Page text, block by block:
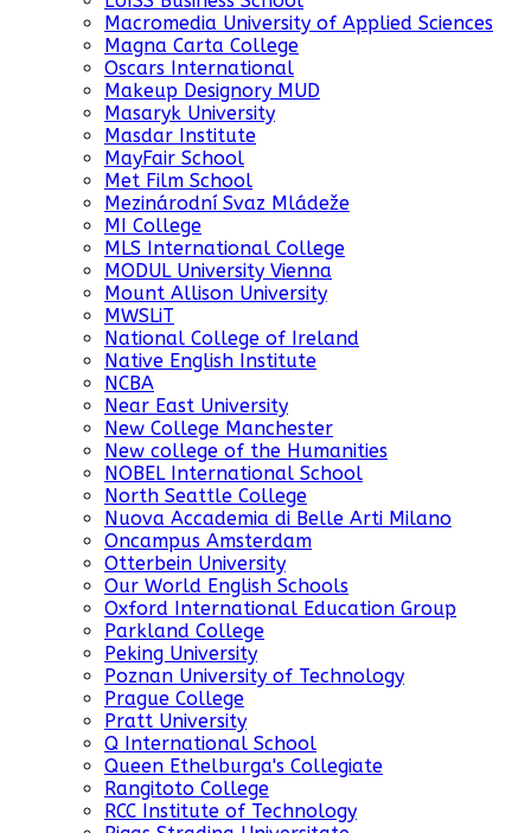
Macromedia University of Applied Sciences
Magna Carta College
Oscars International
Makeup Designory MUD
Masaryk University
Masdar Institute
MayFair School
Met Film School
Mezinárodní Svaz Mládeže
MI College
MLS International College
MODUL University Vienna
Mount Allison University
MWSLiT
National College of Ireland
Native English Institute
NCBA
Near East University
New College Manchester
New college of the Humanities
NOBEL International School
North Seattle College
Nuova Accademia di Belle Arti Milano
Oncampus Amsterdam
Otterbein University
Our World English Schools
Oxford International Education Group
Parkland College
Peking University
Poznan University of Technology
Prague College
Pratt University
Q International School
Queen Ethelburga's Collegiate
Rangitoto College
RCC Institute of Technology